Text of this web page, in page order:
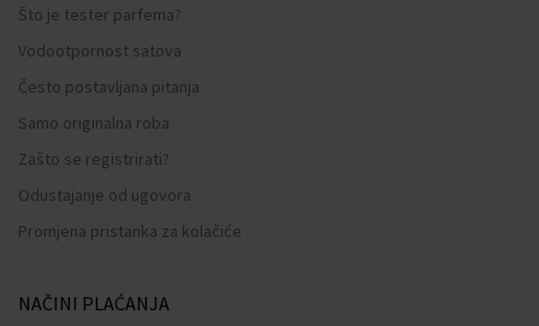
Što je tester parfema?
Vodootpornost satova
Često postavljana pitanja
Samo originalna roba
Zašto se registrirati?
Odustajanje od ugovora
Promjena pristanka za kolačiće
NAČINI PLAĆANJA